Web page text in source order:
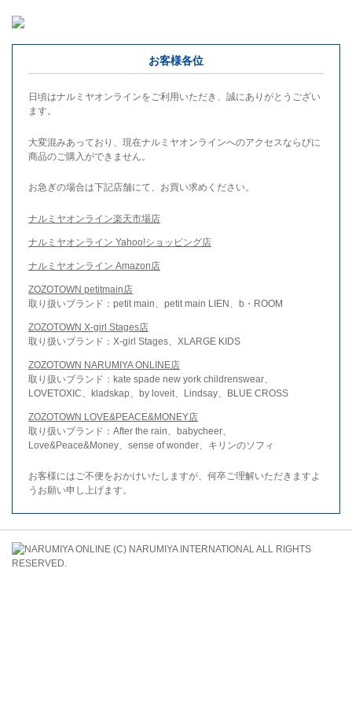
お客様各位
日頃はナルミヤオンラインをご利用いただき、誠にありがとうござい
ます。
大変混みあっており、現在ナルミヤオンラインへのアクセスならびに
商品のご購入ができません。
お急ぎの場合は下記店舗にて、お買い求めください。
ナルミヤオンライン楽天市場店
ナルミヤオンライン Yahoo!ショッピング店
ナルミヤオンライン Amazon店
ZOZOTOWN petitmain店
取り扱いブランド：petit main、petit main LIEN、b・ROOM
ZOZOTOWN X-girl Stages店
取り扱いブランド：X-girl Stages、XLARGE KIDS
ZOZOTOWN NARUMIYA ONLINE店
取り扱いブランド：kate spade new york childrenswear、
LOVETOXIC、kladskap、by loveit、Lindsay、BLUE CROSS
ZOZOTOWN LOVE&PEACE&MONEY店
取り扱いブランド：After the rain、babycheer、
Love&Peace&Money、sense of wonder、キリンのソフィ
お客様にはご不便をおかけいたしますが、何卒ご理解いただきますよ
うお願い申し上げます。